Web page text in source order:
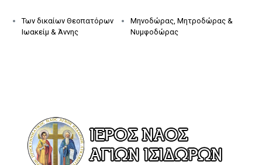
Των δικαίων Θεοπατόρων
Ιωακείμ & Άννης
Μηνοδώρας, Μητροδώρας &
Νυμφοδώρας